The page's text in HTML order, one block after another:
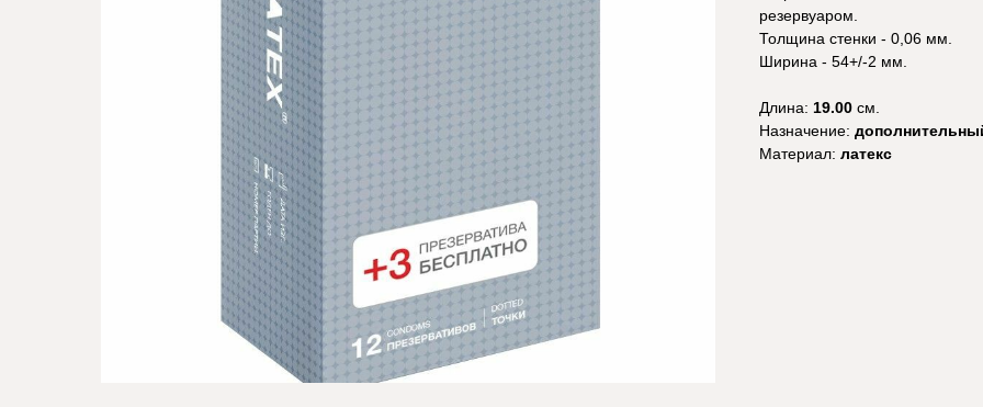
резервуаром.
Толщина стенки - 0,06 мм.
Ширина - 54+/-2 мм.
Длина: 19.00 см.
Назначение:
Материал: латекс